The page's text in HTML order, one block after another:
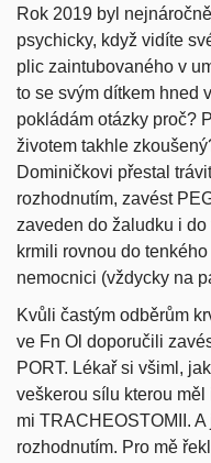
Rok 2019 byl
psychicky, když vidíte
plic zaintubovaného v
to se svým dítkem hned
pokládám otázky proč?
životem takhle
Dominičkovi přestal
rozhodnutím, zavést
zaveden do žaludku i
krmili rovnou do
nemocnici (vždycky na
Kvůli častým odběrům
ve Fn Ol doporučili
PORT. Lékař si všiml,
veškerou sílu kterou měl
mi TRACHEOSTOMII.
rozhodnutím. Pro mě